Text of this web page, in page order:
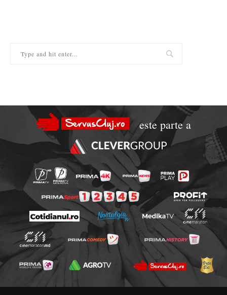
este parte a